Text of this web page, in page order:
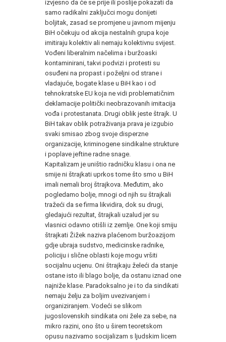
izvjesno da će se prije ili poslije pokazati da
samo radikalni zaključci mogu donijeti
boljitak, zasad se promjene u javnom mijenju
BiH očekuju od akcija nestalnih grupa koje
imitiraju kolektiv ali nemaju kolektivnu svijest.
Vođeni liberalnim načelima i buržoaski
kontaminirani, takvi podvizi i protesti su
osuđeni na propast i poželjni od strane i
vladajuće, bogate klase u BiH kao i od
tehnokratske EU koja ne vidi problematičnim
deklamacije politički neobrazovanih imitacija
vođa i protestanata. Drugi oblik jeste štrajk. U
BiH takav oblik potraživanja prava je izgubio
svaki smisao zbog svoje disperzne
organizacije, kriminogene sindikalne strukture
i poplave jeftine radne snage.
Kapitalizam je uništio radničku klasu i ona ne
smije ni štrajkati uprkos tome što smo u BiH
imali nemali broj štrajkova. Međutim, ako
pogledamo bolje, mnogi od njih su štrajkali
tražeći da se firma likvidira, dok su drugi,
gledajući rezultat, štrajkali uzalud jer su
vlasnici odavno otišli iz zemlje. One koji smiju
štrajkati Žižek naziva plaćenom buržoazijom
gdje ubraja sudstvo, medicinske radnike,
policiju i slične oblasti koje mogu vršiti
socijalnu ucjenu. Oni štrajkaju želeći da stanje
ostane isto ili blago bolje, da ostanu iznad one
najniže klase. Paradoksalno je i to da sindikati
nemaju želju za boljim uvezivanjem i
organiziranjem. Vodeći se slikom
jugoslovenskih sindikata oni žele za sebe, na
mikro razini, ono što u širem teoretskom
opusu nazivamo socijalizam s ljudskim licem